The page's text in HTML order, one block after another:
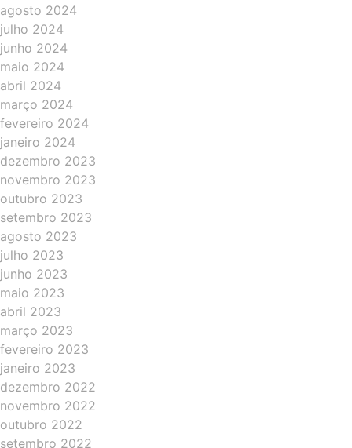
agosto 2024
julho 2024
junho 2024
maio 2024
abril 2024
março 2024
fevereiro 2024
janeiro 2024
dezembro 2023
novembro 2023
outubro 2023
setembro 2023
agosto 2023
julho 2023
junho 2023
maio 2023
abril 2023
março 2023
fevereiro 2023
janeiro 2023
dezembro 2022
novembro 2022
outubro 2022
setembro 2022